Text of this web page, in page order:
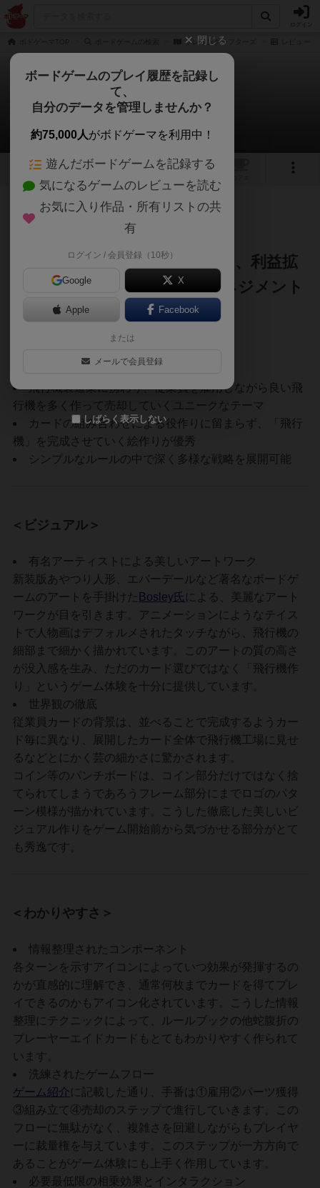
プレインクラフターズ
プレインクラフターズ
C2さんのレビュー
1 1
103名 0名 0 5年以上前
飛行機製造という珍しい体験を、利益拡
大の中で満喫できるハンドマネジメント
飛行機製造業に携わり、従業員を雇用しながら良い飛
行機を多く作って売却していくユニークなテーマ
カードの組み合わせによる役作りに留まらず、「飛行
機」を完成させていく絵作りが優秀
シンプルなルールの中で深く多様な戦略を展開可能
＜ビジュアル＞
有名アーティストによる美しいアートワーク
新装版あやつり人形、エバーデールなど著名なボードゲ
ームのアートを手掛けた
Bosley氏 による、美麗なアート
ワークが目を引きます。アニメーションにようなテイス
トで人物画はデフォルメされたタッチながら、飛行機の
細部まで細かく描かれています。このアートの質の高さ
が没入感を生み、ただのカード選びではなく「飛行機作
り」というゲーム体験を十分に提供しています。
世界観の徹底
従業員カードの背景は、並べることで完成するようカー
ド毎に異なり、展開したカード全体で飛行機工場に見せ
るなどとにかく芸の細かさに驚かされます。
コイン等のパンチボードは、コイン部分だけではなく捨
てられてしまうであろうフレーム部分にまでロゴのパタ
ーン模様が描かれています。こうした徹底した美しいビ
ジュアル作りをゲーム開始前から気づかせる部分がとて
も秀逸です。
＜わかりやすさ＞
情報整理されたコンポーネント
各ターンを示すアイコンによっていつ効果が発揮するの
かが直感的に理解でき、通常何枚までカードを得てプレ
イできるのかもアイコン化されています。こうした情報
整理にテクニックによって、ルールブックの他蛇腹折の
プレーヤーエイドカードもとてもわかりやすく作られて
います。
洗練されたゲームフロー
ゲーム紹介に記載した通り、手番は①雇用②パーツ獲得
③組み立て④売却のステップで進行していきます。この
フローに無駄がなく、複雑さを回避しながらもプレイヤ
ーに裁量権を与えています。このステップが一方方向で
あることがゲーム体験にも上手く作用しています。
必要最低限の相乗効果とインタラクション
閉じる
ボードゲームのプレイ履歴を記録し
て、
自分のデータを管理しませんか？
約75,000人がボドゲーマを利用中！
遊んだボードゲームを記録する
気になるゲームのレビューを読む
お気に入り作品・所有リストの共
有
ログイン / 会員登録（10秒）
Google X
Apple Facebook
または
メールで会員登録
しばらく表示しない